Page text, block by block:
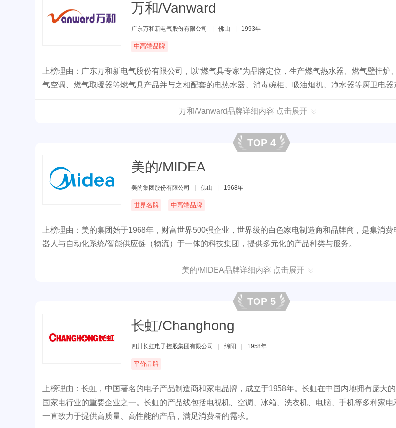
万和/Vanward
广东万和新电气股份有限公司 佛山 1993年
中高端品牌
上榜理由：广东万和新电气股份有限公司，以“燃气具专家”为品牌定位，生产燃气热水器、燃气壁挂炉
气空调、燃气取暖器等燃气具产品并与之相配套的电热水器、消毒碗柜、吸油烟机、净水器等厨卫电器
万和/Vanward品牌详细内容 点击展开
TOP 4
美的/MIDEA
美的集团股份有限公司 佛山 1968年
世界名牌 中高端品牌
上榜理由：美的集团始于1968年，财富世界500强企业，世界级的白色家电制造商和品牌商，是集消费
器人与自动化系统/智能供应链（物流）于一体的科技集团，提供多元化的产品种类与服务。
美的/MIDEA品牌详细内容 点击展开
TOP 5
长虹/Changhong
四川长虹电子控股集团有限公司 绵阳 1958年
平价品牌
上榜理由：长虹，中国著名的电子产品制造商和家电品牌，成立于1958年。长虹在中国内地拥有庞大
国家电行业的重要企业之一。长虹的产品线包括电视机、空调、冰箱、洗衣机、电脑、手机等多种家
一直致力于提供高质量、高性能的产品，满足消费者的需求。